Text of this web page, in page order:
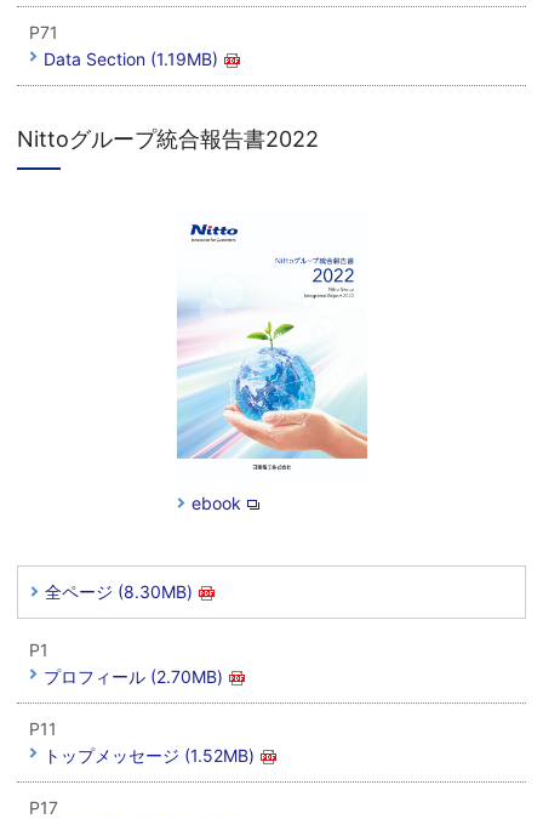
P71
Data Section (1.19MB)
Nittoグループ統合報告書2022
ebook
全ページ (8.30MB)
P1
プロフィール (2.70MB)
P11
トップメッセージ (1.52MB)
P17